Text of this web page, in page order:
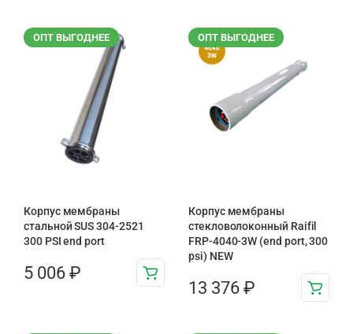
ОПТ ВЫГОДНЕЕ
Корпус мембраны
стальной SUS 304-2521
300 PSI end port
5 006 ₽
ОПТ ВЫГОДНЕЕ
Корпус мембраны
стекловолоконный Raifil
FRP-4040-3W (end port, 300
psi) NEW
13 376 ₽